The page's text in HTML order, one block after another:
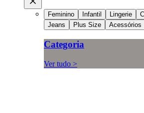
Feminino Infantil Lingerie
Jeans
Plus Size Acessórios
Categoria
Ver tudo >